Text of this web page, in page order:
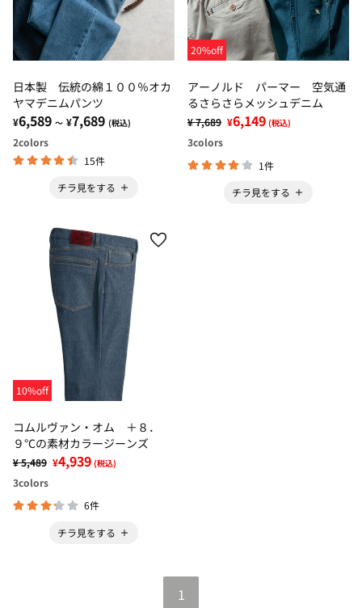
日本製 伝統の綿１００％オカ
ヤマデニムパンツ
¥6,589 ～ ¥7,689 (税込)
2colors
15件
チラ見をする
20%off
アーノルド パーマー 空気通
るさらさらメッシュデニム
¥ 7,689 ¥6,149 (税込)
3colors
1件
チラ見をする
10%off
コムルヴァン・オム ＋８．
９℃の素材カラージーンズ
¥ 5,489 ¥4,939 (税込)
3colors
6件
チラ見をする
1